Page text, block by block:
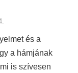
és a
a hámjának
is szívesen